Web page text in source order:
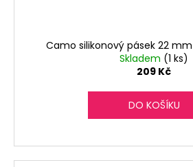
Camo silikonový pásek 22
Skladem (1 ks)
209 Kč
DO KOŠÍKU